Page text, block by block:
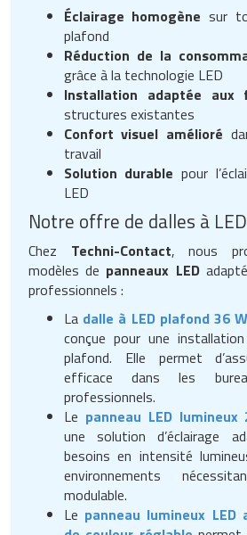
Éclairage homogène sur
plafond
Réduction de la
grâce à la technologie LED
Installation adaptée aux
structures existantes
Confort visuel amélioré
travail
Solution durable pour
LED
Notre offre de dalles à LED
Chez Techni-Contact, nous
modèles de panneaux LED
professionnels :
La dalle à LED plafond 36
conçue pour une
plafond. Elle permet
efficace dans les
professionnels.
Le panneau LED
une solution d’éclairage
besoins en intensité
environnements
modulable.
Le panneau lumineux